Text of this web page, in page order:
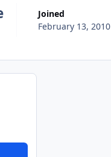
Joined
February 13, 2010